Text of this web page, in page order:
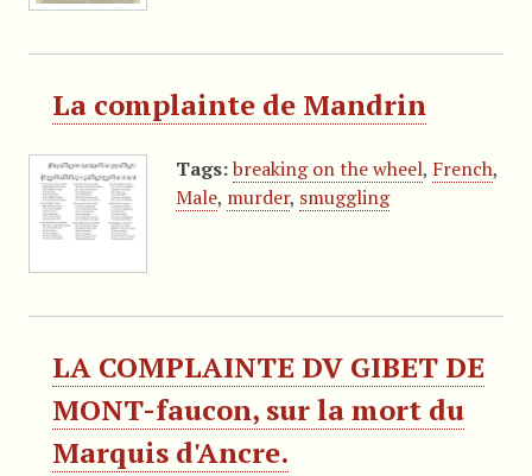
La complainte de Mandrin
Tags: breaking on the wheel, French,
Male, murder, smuggling
LA COMPLAINTE DV GIBET DE
MONT-faucon, sur la mort du
Marquis d'Ancre.